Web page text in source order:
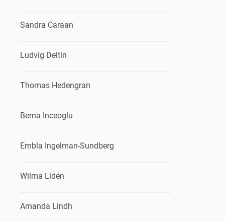
Sandra Caraan
Ludvig Deltin
Thomas Hedengran
Berna Inceoglu
Embla Ingelman-Sundberg
Wilma Lidén
Amanda Lindh